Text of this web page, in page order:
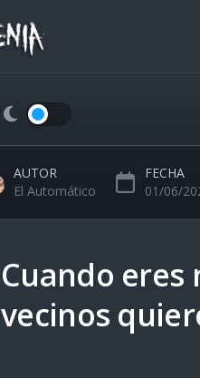
AUTOR
El Automático
FECHA
01/06/
Cuando eres
vecinos